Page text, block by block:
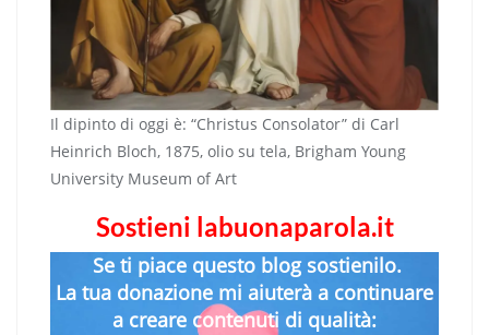
Il dipinto di oggi è: “Christus Consolator” di Carl
Heinrich Bloch, 1875, olio su tela, Brigham Young
University Museum of Art
Sostieni labuonaparola.it
Se ti piace questo blog sostienilo.
La tua donazione mi aiuterà a continuare
a creare contenuti di qualità: